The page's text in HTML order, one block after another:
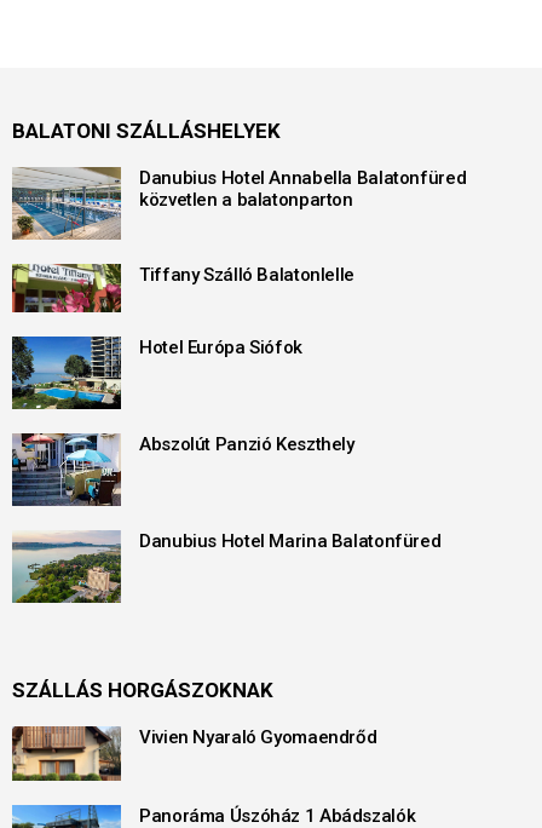
BALATONI SZÁLLÁSHELYEK
Danubius Hotel Annabella Balatonfüred
közvetlen a balatonparton
Tiffany Szálló Balatonlelle
Hotel Európa Siófok
Abszolút Panzió Keszthely
Danubius Hotel Marina Balatonfüred
SZÁLLÁS HORGÁSZOKNAK
Vivien Nyaraló Gyomaendrőd
Panoráma Úszóház 1 Abádszalók